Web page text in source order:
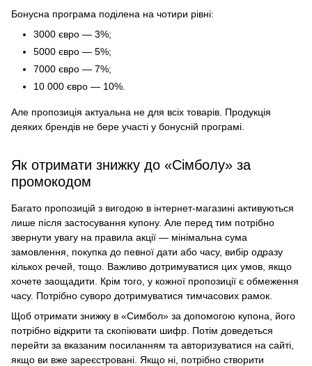
Бонусна програма поділена на чотири рівні:
3000 євро — 3%;
5000 євро — 5%;
7000 євро — 7%;
10 000 євро — 10%.
Але пропозиція актуальна не для всіх товарів. Продукція
деяких брендів не бере участі у бонусній програмі.
Як отримати знижку до «Сімболу» за
промокодом
Багато пропозицій з вигодою в інтернет-магазині активуються
лише після застосування купону. Але перед тим потрібно
звернути увагу на правила акції — мінімальна сума
замовлення, покупка до певної дати або часу, вибір одразу
кількох речей, тощо. Важливо дотримуватися цих умов, якщо
хочете заощадити. Крім того, у кожної пропозиції є обмеження
часу. Потрібно суворо дотримуватися тимчасових рамок.
Щоб отримати знижку в «Симбол» за допомогою купона, його
потрібно відкрити та скопіювати шифр. Потім доведеться
перейти за вказаним посиланням та авторизуватися на сайті,
якщо ви вже зареєстровані. Якщо ні, потрібно створити